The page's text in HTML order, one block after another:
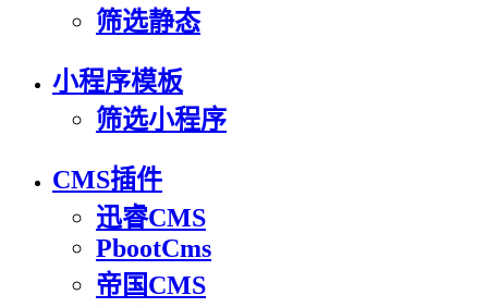
筛选静态
小程序模板
筛选小程序
CMS插件
迅睿CMS
PbootCms
帝国CMS